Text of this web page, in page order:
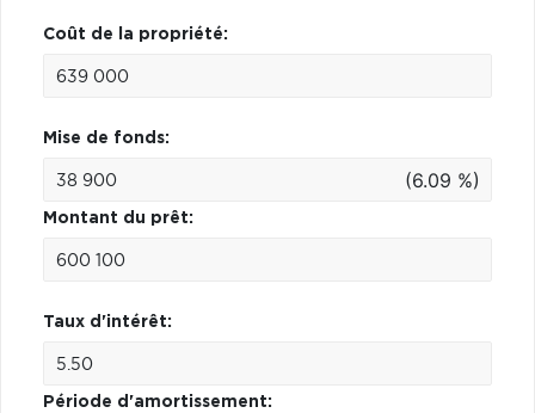
Coût de la propriété:
Mise de fonds:
(6.09 %)
Montant du prêt:
Taux d'intérêt:
Période d'amortissement: